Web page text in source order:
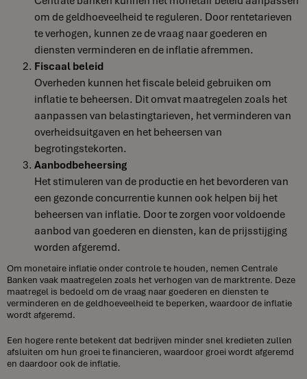
om de geldhoeveelheid te reguleren. Door rentetarieven
te verhogen, kunnen ze de vraag naar goederen en
diensten verminderen en de inflatie afremmen.
Fiscaal beleid
Overheden kunnen het fiscale beleid gebruiken om
inflatie te beheersen. Dit omvat maatregelen zoals het
aanpassen van belastingtarieven, het verminderen van
overheidsuitgaven en het beheersen van
begrotingstekorten.
Aanbodbeheersing
Het stimuleren van de productie en het bevorderen van
een gezonde concurrentie kunnen ook helpen bij het
beheersen van inflatie. Door te zorgen voor voldoende
aanbod van goederen en diensten, kan de prijsstijging
worden afgeremd.
Om monetaire inflatie onder controle te houden, nemen Centrale
Banken vaak maatregelen zoals het verhogen van de marktrente. Deze
maatregel is bedoeld om de vraag naar goederen en diensten te
verminderen en de geldhoeveelheid te beperken, waardoor de inflatie
wordt afgeremd.
Een hogere rente betekent dat bedrijven minder snel kredieten zullen
afsluiten om hun groei te financieren, waardoor groei wordt afgeremd
en daardoor ook de inflatie.